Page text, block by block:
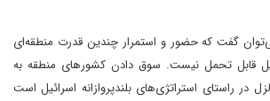
گفت که حضور و استمرار چندین قدرت منطقه‌ای
قابل تحمل نیست. سوق دادن کشورهای منطقه به
در راستای استراتژی‌های بلندپروازانه اسرائیل است